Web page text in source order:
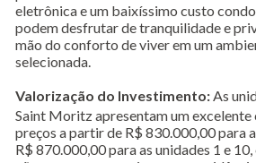
eletrônica e um baixíssimo custo
podem desfrutar de tranquilidade e
mão do conforto de viver em um
selecionada.
Valorização do Investimento: As
Saint Moritz apresentam um
preços a partir de R$ 830.000,00 para
R$ 870.000,00 para as unidades 1 e